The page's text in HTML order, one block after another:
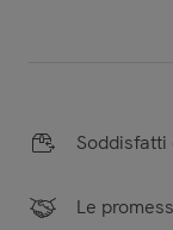
Soddisfatti
Le